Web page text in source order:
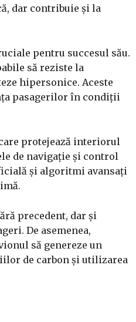
dar contribuie și la
pentru succesul său.
să reziste la
hipersonice. Aceste
pasagerilor în condiții
protejează interiorul
de navigație și control
și algoritmi avansați
precedent, dar și
De asemenea,
să genereze un
de carbon și utilizarea